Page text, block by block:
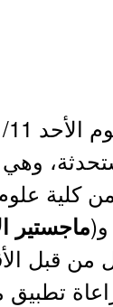
كلية
و(ماجستير
من قبل
تطبيق